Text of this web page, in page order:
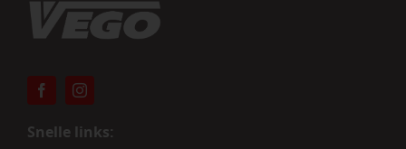
Snelle links: